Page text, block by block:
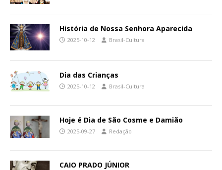
História de Nossa Senhora Aparecida
2025-10-12 Brasil-Cultura
Dia das Crianças
2025-10-12 Brasil-Cultura
Hoje é Dia de São Cosme e Damião
2025-09-27 Redação
CAIO PRADO JÚNIOR